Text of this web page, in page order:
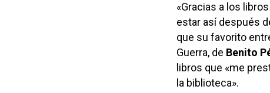
«Gracias a los
estar así después
que su favorito
Guerra, de Benito
libros que «me
la biblioteca».